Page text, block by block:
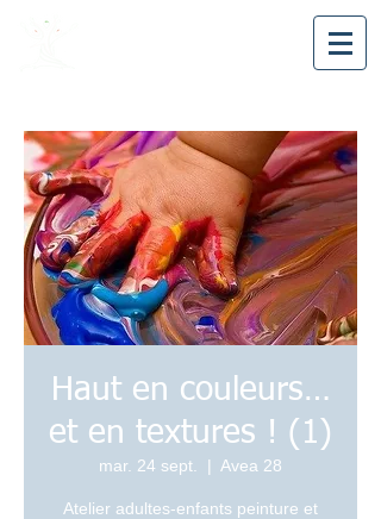
Haut en couleurs…
et en textures ! (1)
mar. 24 sept.
  |
Avea 28
Atelier adultes-enfants peinture et